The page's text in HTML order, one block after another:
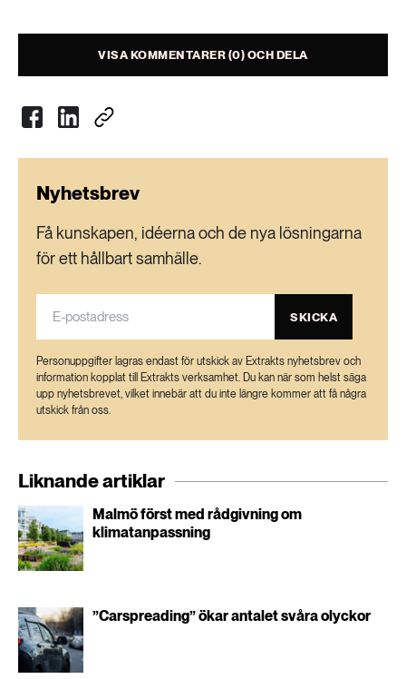
VISA KOMMENTARER (0) OCH DELA
Nyhetsbrev
Få kunskapen, idéerna och de nya lösningarna
för ett hållbart samhälle.
SKICKA
Personuppgifter lagras endast för utskick av Extrakts nyhetsbrev och
information kopplat till Extrakts verksamhet. Du kan när som helst säga
upp nyhetsbrevet, vilket innebär att du inte längre kommer att få några
utskick från oss.
Liknande artiklar
Malmö först med rådgivning om
klimatanpassning
”Carspreading” ökar antalet svåra olyckor